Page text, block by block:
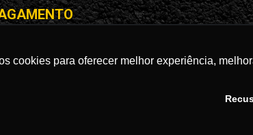
cookies para oferecer melhor experiência,
STRIKE BRASIL STORE LTDA |